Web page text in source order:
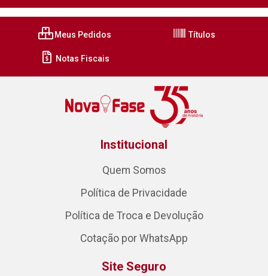
Meus Pedidos Títulos
Notas Fiscais
Institucional
Quem Somos
Política de Privacidade
Política de Troca e Devolução
Cotação por WhatsApp
Site Seguro